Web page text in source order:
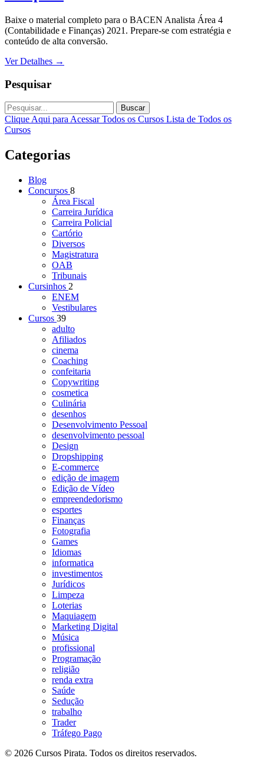
Baixe o material completo para o BACEN Analista Área 4
(Contabilidade e Finanças) 2021. Prepare-se com estratégia e
conteúdo de alta conversão.
Ver Detalhes →
Pesquisar
Buscar
Clique Aqui para Acessar Todos os Cursos Lista de Todos os
Cursos
Categorias
Blog
Concursos 8
Área Fiscal
Carreira Jurídica
Carreira Policial
Cartório
Diversos
Magistratura
OAB
Tribunais
Cursinhos 2
ENEM
Vestibulares
Cursos 39
adulto
Afiliados
cinema
Coaching
confeitaria
Copywriting
cosmetica
Culinária
desenhos
Desenvolvimento Pessoal
desenvolvimento pessoal
Design
Dropshipping
E-commerce
edição de imagem
Edição de Vídeo
empreendedorismo
esportes
Finanças
Fotografia
Games
Idiomas
informatica
investimentos
Jurídicos
Limpeza
Loterias
Maquiagem
Marketing Digital
Música
profissional
Programação
religião
renda extra
Saúde
Sedução
trabalho
Trader
Tráfego Pago
© 2026 Cursos Pirata. Todos os direitos reservados.